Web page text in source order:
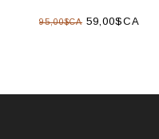
95,00$CA 59,00$CA